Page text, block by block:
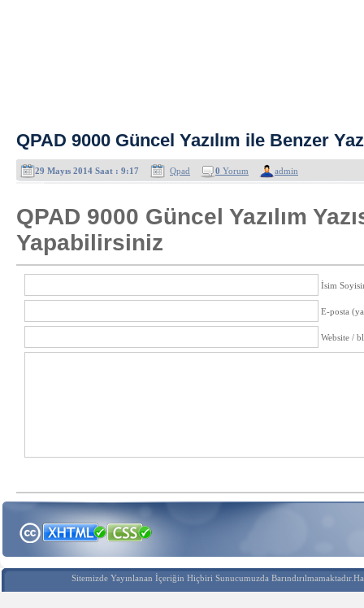
QPAD 9000 Güncel Yazılım ile Benzer
29 Mayıs 2014 Saat : 9:17 Qpad 0 Yorum admin
QPAD 9000 Güncel Yazılım
Yapabilirsiniz
İsim
E-posta
Website /
Sitemizde Yayınlanan İçeriğin Hiçbiri Sunucumuzda